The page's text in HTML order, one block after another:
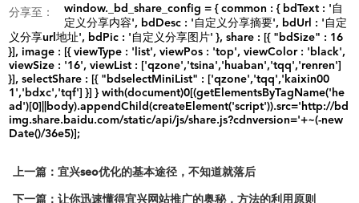
分享至：
window._bd_share_config = { common : { bdText : '自
定义分享内容', bdDesc : '自定义分享摘要', bdUrl : '自定
义分享url地址', bdPic : '自定义分享图片' }, share : [{ "bdSize" : 16
}], image : [{ viewType : 'list', viewPos : 'top', viewColor : 'black',
viewSize : '16', viewList : ['qzone','tsina','huaban','tqq','renren']
}], selectShare : [{ "bdselectMiniList" : ['qzone','tqq','kaixin00
1','bdxc','tqf'] }] } with(document)0[(getElementsByTagName('he
ad')[0]||body).appendChild(createElement('script')).src='http://bd
img.share.baidu.com/static/api/js/share.js?cdnversion='+~(-new
Date()/36e5)];
上一篇：宜兴seo优化的基本途径，不知道就落后
下一篇：让你迅速懂得宜兴网站推广的奥秘，方法的利用原则